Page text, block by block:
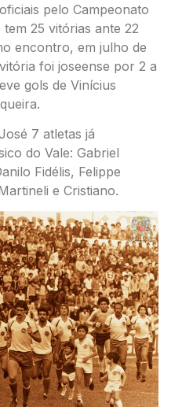
pelo Campeonato
25 vitórias ante 22
encontro, em julho de
foi joseense por 2 a
gols de Vinícius
7 atletas já
do Vale: Gabriel
Fidélis, Felippe
e Cristiano.